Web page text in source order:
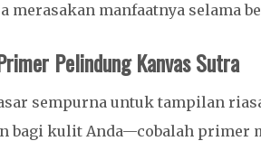
merasakan manfaatnya selama
Pelindung Kanvas Sutra
sempurna untuk tampilan
bagi kulit Anda—cobalah primer